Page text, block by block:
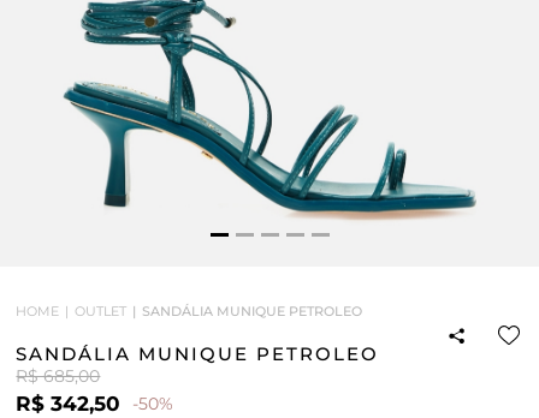
HOME OUTLET SANDÁLIA MUNIQUE PETROLEO
SANDÁLIA MUNIQUE PETROLEO
R$ 685,00
R$ 342,50 -50%